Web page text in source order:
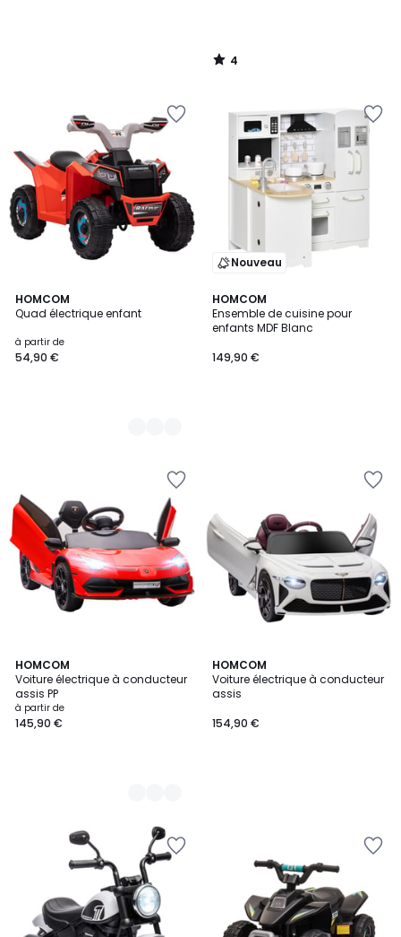
4
/
HOMCOM
Quad électrique enfant
à partir de
54,90 €
4
Couleurs
Nouveau
HOMCOM
Ensemble de cuisine pour
enfants MDF Blanc
149,90 €
HOMCOM
Voiture électrique à conducteur
assis PP
à partir de
145,90 €
2
Couleurs
HOMCOM
Voiture électrique à conducteur
assis
154,90 €